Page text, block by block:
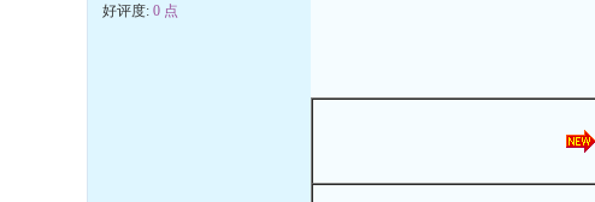
好评度: 0 点